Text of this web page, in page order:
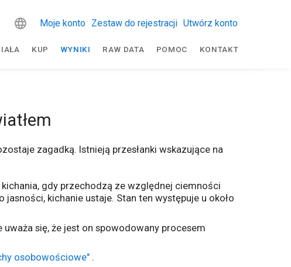
Moje konto Zestaw do rejestracji Utwórz konto
KUP WYNIKI RAW DATA POMOC KONTAKT
zagadką. Istnieją przesłanki wskazujące na
gdy przechodzą ze względnej ciemności
kichanie ustaje. Stan ten występuje u około
się, że jest on spowodowany procesem
osobowościowe".